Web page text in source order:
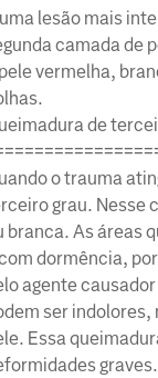
lesão mais
camada de
vermelha,
de
o trauma
grau. Nesse
branca. As áreas
dormência,
agente
ser indolores,
Essa